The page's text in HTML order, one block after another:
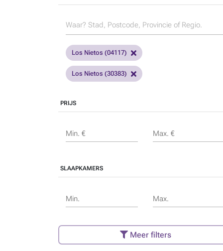
Los Nietos (04117)
Los Nietos (30383)
PRIJS
Min. € Max. €
SLAAPKAMERS
Min. Max.
Meer filters